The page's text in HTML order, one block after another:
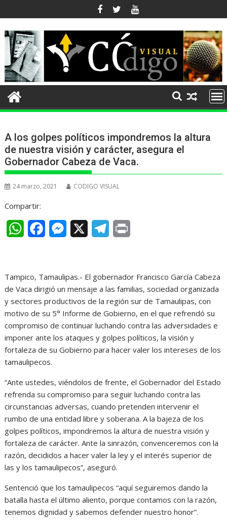
al
contenido
A los golpes políticos impondremos la altura
de nuestra visión y carácter, asegura el
Gobernador Cabeza de Vaca.
24 marzo, 2021 CODIGO VISUAL
Compartir:
W
t
s
A
p
p
e
b
o
o
k
M
s
e
n
g
e
e
g
r
a
m
n
t
Tampico, Tamaulipas.- El gobernador Francisco García Cabeza
de Vaca dirigió un mensaje a las familias, sociedad organizada
y sectores productivos de la región sur de Tamaulipas, con
motivo de su 5° Informe de Gobierno, en el que refrendó su
compromiso de continuar luchando contra las adversidades e
imponer ante los ataques y golpes políticos, la visión y
fortaleza de su Gobierno para hacer valer los intereses de los
tamaulipecos.
“Ante ustedes, viéndolos de frente, el Gobernador del Estado
refrenda su compromiso para seguir luchando contra las
circunstancias adversas, cuando pretenden intervenir el
rumbo de una entidad libre y soberana. A la bajeza de los
golpes políticos, impondremos la altura de nuestra visión y
fortaleza de carácter. Ante la sinrazón, convenceremos con la
razón, decididos a hacer valer la ley y el interés superior de
las y los tamaulipecos”, aseguró.
Sentenció que los tamaulipecos “aquí seguiremos dando la
batalla hasta el último aliento, porque contamos con la razón,
tenemos dignidad y sabemos defender nuestro honor”.